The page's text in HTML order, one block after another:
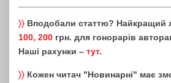
〉〉 Вподобали статтю? Найкращий
100, 200 грн. для гонорарів
Наші рахунки – тут.
〉〉 Кожен читач "Новинарні" має